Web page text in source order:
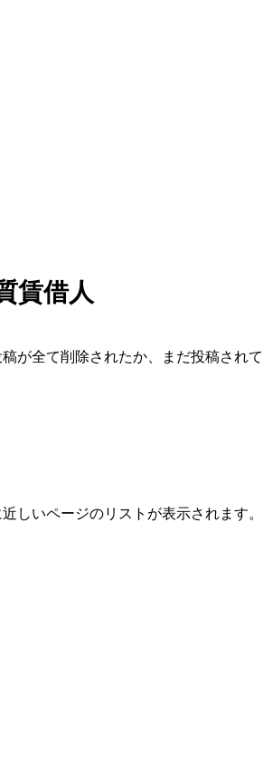
賃借人
が全て削除されたか、まだ投稿され
しいページのリストが表示されます。